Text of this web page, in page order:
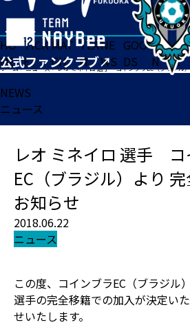
HO
ME
TICK
ET
MAT
CH
TEA
M
NE
WS
GOO
DS
FA
N MY
ホーム>ニュース>レオ ミネイロ 選手 コインブラEC（ブラジル
NEWS
ニュース
レオ ミネイロ 選手 コ
EC（ブラジル）より
お知らせ
2018.06.22
ニュース
この度、コインブラEC（ブラジル
選手の完全移籍での加入が決定い
せいたします。